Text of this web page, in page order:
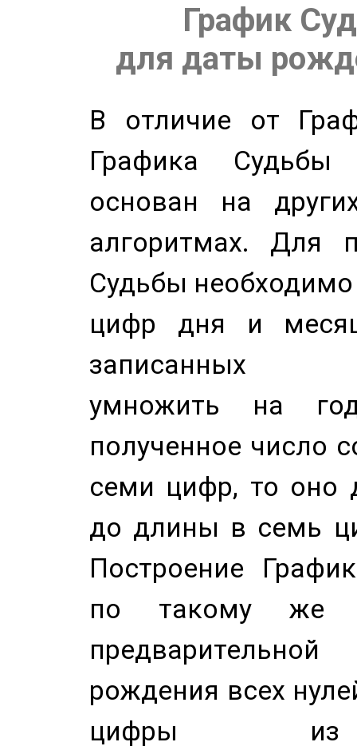
График
для даты
В отличие от
Графика
основан на
алгоритмах. Для
Судьбы
цифр дня и
записанных
умножить на
полученное число
семи цифр, то оно
до длины в семь
Построение
по такому же
рождения всех
цифры из